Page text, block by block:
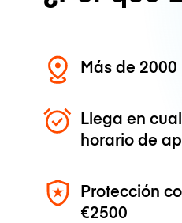
Más de
Llega en
horario de
Protección
€2500